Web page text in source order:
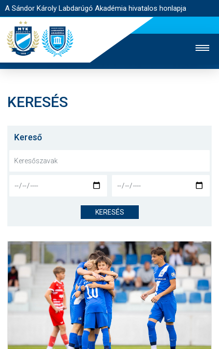
A Sándor Károly Labdarúgó Akadémia hivatalos honlapja
JEGYÉRTÉKESÍTÉS
NYITÓLAP
AKADÉMIA
MÉRKŐZÉSEK
GALÉRIA
JELENTKEZÉS
SZURKOLÓI ÉLMÉNYEK
VEZETŐSÉG
KERESÉS
Kereső
KERESÉS